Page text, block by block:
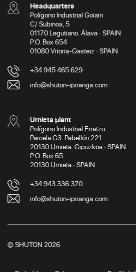
Headquarters
Polígono Industrial Goiain
C/ Subinoa, 5
01170 Legutiano. Álava · SPAIN
P.O. Box 654
01080 Vitoria-Gasteiz · SPAIN
+34 945 465 629
info@shuton-ipiranga.com
Urnieta plant
Polígono Industrial Erratzu
Parcela G3. Pabellón 221
20130 Urnieta. Gipuzkoa · SPAIN
P.O. Box 65
20130 Urnieta · SPAIN
+34 943 336 370
info@shuton-ipiranga.com
© SHUTON 2026